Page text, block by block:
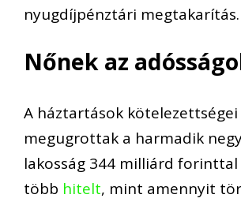
nyugdíjpénztári megtakarítás.
Nőnek az
A háztartások kötelezettségei
megugrottak a harmadik
lakosság 344 milliárd
több hitelt, mint amennyit